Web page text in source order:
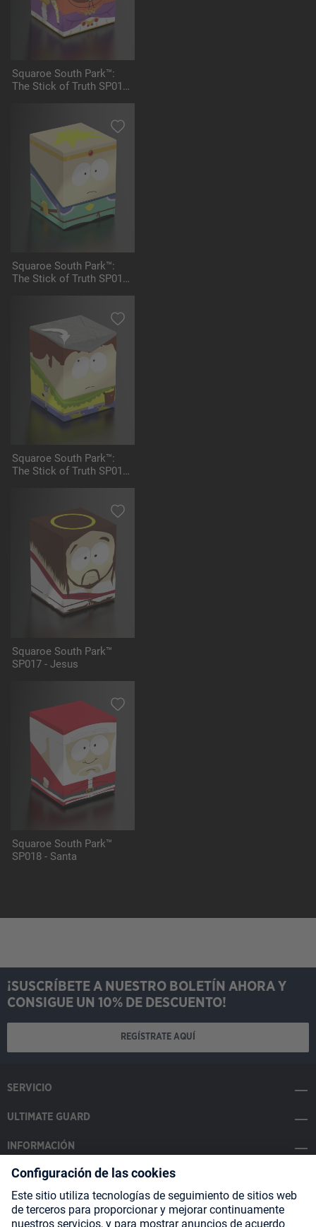
Squaroe South Park™:
The Stick of Truth SP014
Squaroe South Park™:
The Stick of Truth SP015
Squaroe South Park™:
The Stick of Truth SP016
Squaroe South Park™
SP017 - Jesus
Squaroe South Park™
SP018 - Santa
¡SUSCRÍBETE A NUESTRO BOLETÍN AHORA Y
CONSIGUE UN 10% DE DESCUENTO!
REGÍSTRATE AQUÍ
SERVICIO
ULTIMATE GUARD
INFORMACIÓN
SOCIAL MEDIA